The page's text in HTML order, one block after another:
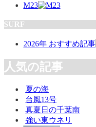
M23
SURF
2026年 おすすめ記事
人気の記事
夏の海
台風13号
真夏日の千葉南
強い東ウネリ